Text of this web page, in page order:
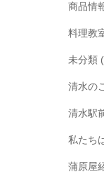
商品情
料理教
未分類
清水の
清水駅
私たち
蒲原屋